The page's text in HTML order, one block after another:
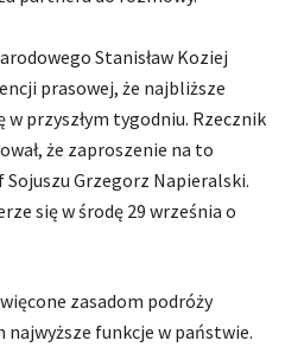
Stanisław Koziej
prasowej, że najbliższe
w przyszłym tygodniu. Rzecznik
że zaproszenie na to
Grzegorz Napieralski.
się w środę 29 września o
zasadom podróży
funkcje w państwie.